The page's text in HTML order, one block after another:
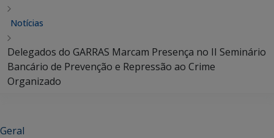
Notícias
Delegados do GARRAS Marcam Presença no II Seminário
Bancário de Prevenção e Repressão ao Crime
Organizado
Geral